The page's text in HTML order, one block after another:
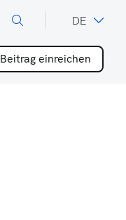
DE
Beitrag einreichen
×